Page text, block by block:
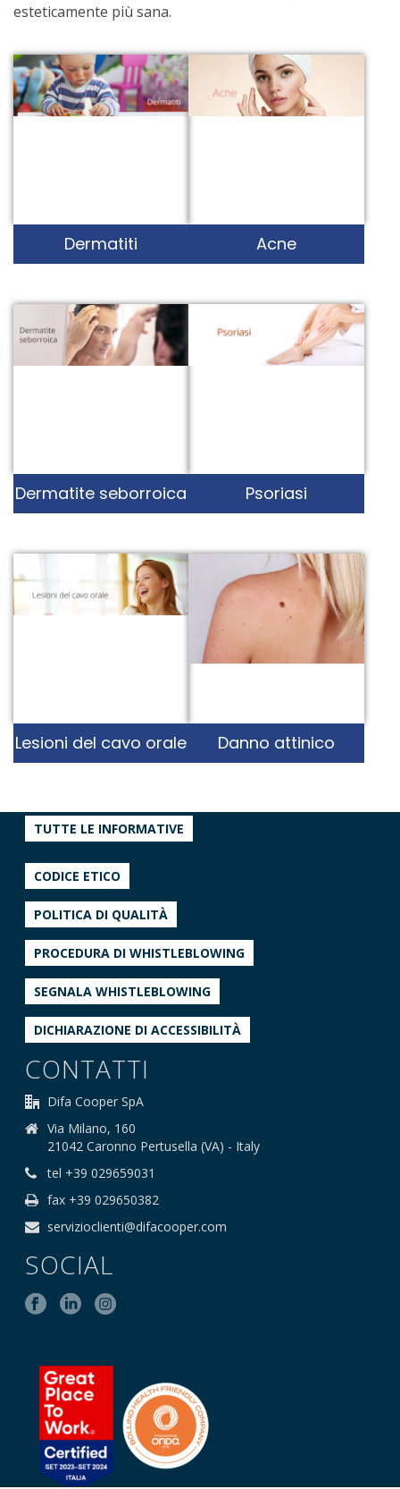
esteticamente più sana.
Dermatiti Acne
Dermatite seborroica Psoriasi
Lesioni del cavo orale Danno attinico
TUTTE LE INFORMATIVE
CODICE ETICO
POLITICA DI QUALITÀ
PROCEDURA DI WHISTLEBLOWING
SEGNALA WHISTLEBLOWING
DICHIARAZIONE DI ACCESSIBILITÀ
CONTATTI
Difa Cooper SpA
Via Milano, 160
21042 Caronno Pertusella (VA) - Italy
tel +39 029659031
fax +39 029650382
servizioclienti@difacooper.com
SOCIAL